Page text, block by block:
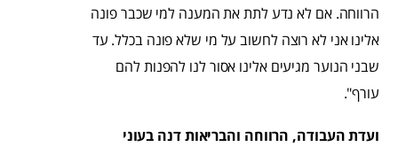
הרווחה. אם לא נדע לתת את המענה למי שכבר פונה
אלינו אני לא רוצה לחשוב על מי שלא פונה בכלל. עד
שבני הנוער מגיעים אלינו אסור לנו להפנות להם
עורף".
ועדת העבודה, הרווחה והבריאות דנה בעוני